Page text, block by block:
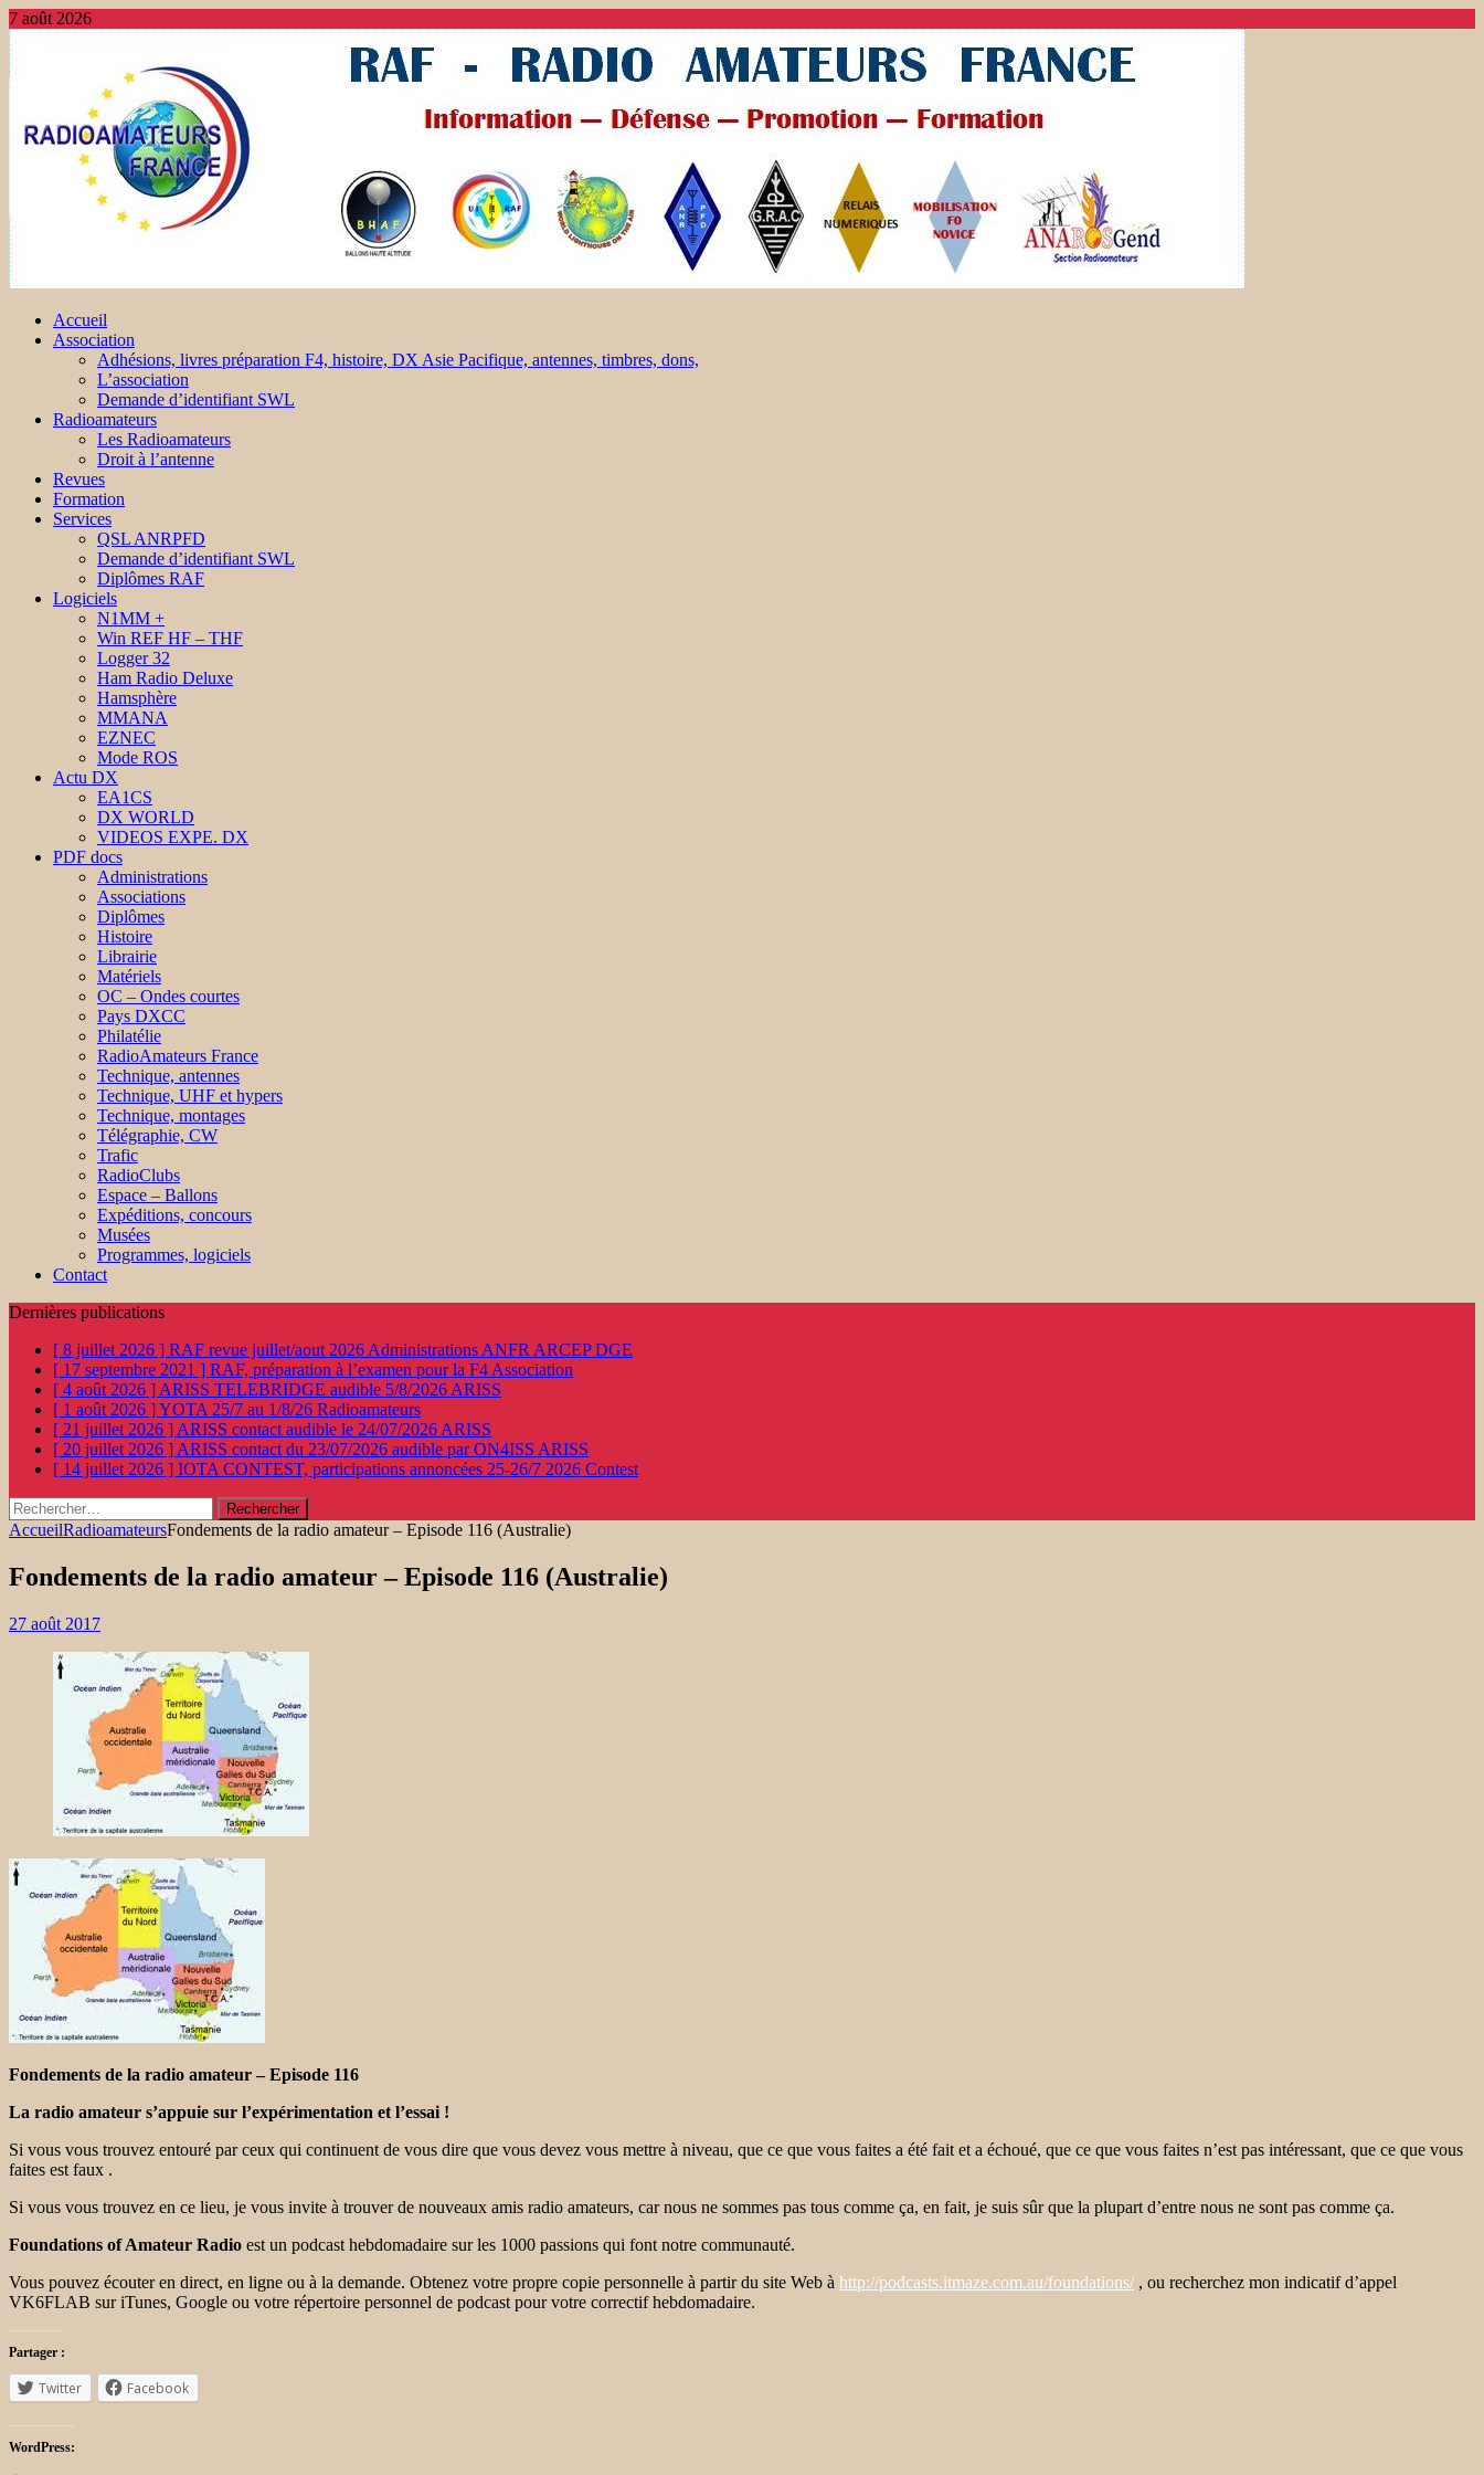
7 août 2026
Accueil
Association
Adhésions, livres préparation F4, histoire, DX Asie Pacifique, antennes, timbres, dons,
L’association
Demande d’identifiant SWL
Radioamateurs
Les Radioamateurs
Droit à l’antenne
Revues
Formation
Services
QSL ANRPFD
Demande d’identifiant SWL
Diplômes RAF
Logiciels
N1MM +
Win REF HF – THF
Logger 32
Ham Radio Deluxe
Hamsphère
MMANA
EZNEC
Mode ROS
Actu DX
EA1CS
DX WORLD
VIDEOS EXPE. DX
PDF docs
Administrations
Associations
Diplômes
Histoire
Librairie
Matériels
OC – Ondes courtes
Pays DXCC
Philatélie
RadioAmateurs France
Technique, antennes
Technique, UHF et hypers
Technique, montages
Télégraphie, CW
Trafic
RadioClubs
Espace – Ballons
Expéditions, concours
Musées
Programmes, logiciels
Contact
Dernières publications
[ 8 juillet 2026 ] RAF revue juillet/aout 2026 Administrations ANFR ARCEP DGE
[ 17 septembre 2021 ] RAF, préparation à l’examen pour la F4 Association
[ 4 août 2026 ] ARISS TELEBRIDGE audible 5/8/2026 ARISS
[ 1 août 2026 ]YOTA 25/7 au 1/8/26 Radioamateurs
[ 21 juillet 2026 ] ARISS contact audible le 24/07/2026 ARISS
[ 20 juillet 2026 ] ARISS contact du 23/07/2026 audible par ON4ISS ARISS
[ 14 juillet 2026 ] IOTA CONTEST, participations annoncées 25-26/7 2026 Contest
Rechercher :
AccueilRadioamateursFondements de la radio amateur – Episode 116 (Australie)
Fondements de la radio amateur – Episode 116 (Australie)
27 août 2017
Fondements de la radio amateur – Episode 116
La radio amateur s’appuie sur l’expérimentation et l’essai !
Si vous vous trouvez entouré par ceux qui continuent de vous dire que vous devez vous mettre à niveau, que ce que vous faites a été fait et a échoué, que ce que vous faites n’est pas intéressant, que ce que vous
faites est faux .
Si vous vous trouvez en ce lieu, je vous invite à trouver de nouveaux amis radio amateurs, car nous ne sommes pas tous comme ça, en fait, je suis sûr que la plupart d’entre nous ne sont pas comme ça.
Foundations of Amateur Radio est un podcast hebdomadaire sur les 1000 passions qui font notre communauté.
Vous pouvez écouter en direct, en ligne ou à la demande. Obtenez votre propre copie personnelle à partir du site Web à http://podcasts.itmaze.com.au/foundations/ , ou recherchez mon indicatif d’appel
VK6FLAB sur iTunes, Google ou votre répertoire personnel de podcast pour votre correctif hebdomadaire.
Partager :
Twitter Facebook
WordPress: